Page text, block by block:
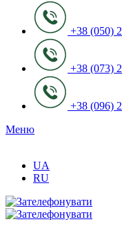
+38 (050)
+38 (073)
+38 (096)
Меню
UA
RU